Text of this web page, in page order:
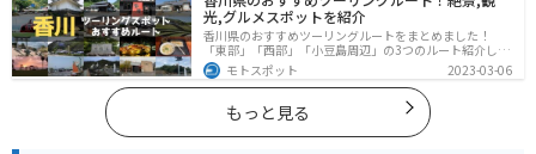
光,グルメスポットを紹介
香川県のおすすめツーリングルートをまとめました！
「東部」「西部」「小豆島周辺」の3つのルート紹介しま
す。自然豊かな山から海、絶品グルメを満喫するツーリ
ングができます。バイクで香川県にツーリングに行く際
は参考にしてください。
モトスポット 2023-03-06
もっと見る